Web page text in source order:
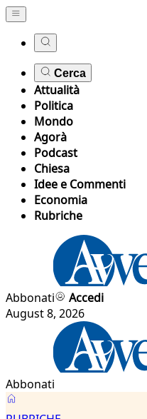
Cerca
Attualità
Politica
Mondo
Agorà
Podcast
Chiesa
Idee e Commenti
Economia
Rubriche
Abbonati
Accedi
August 8, 2026
Abbonati